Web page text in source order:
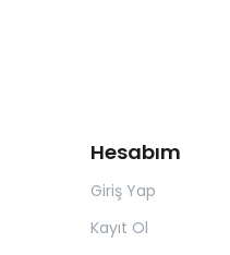
Hesabım
Giriş Yap
Kayıt Ol